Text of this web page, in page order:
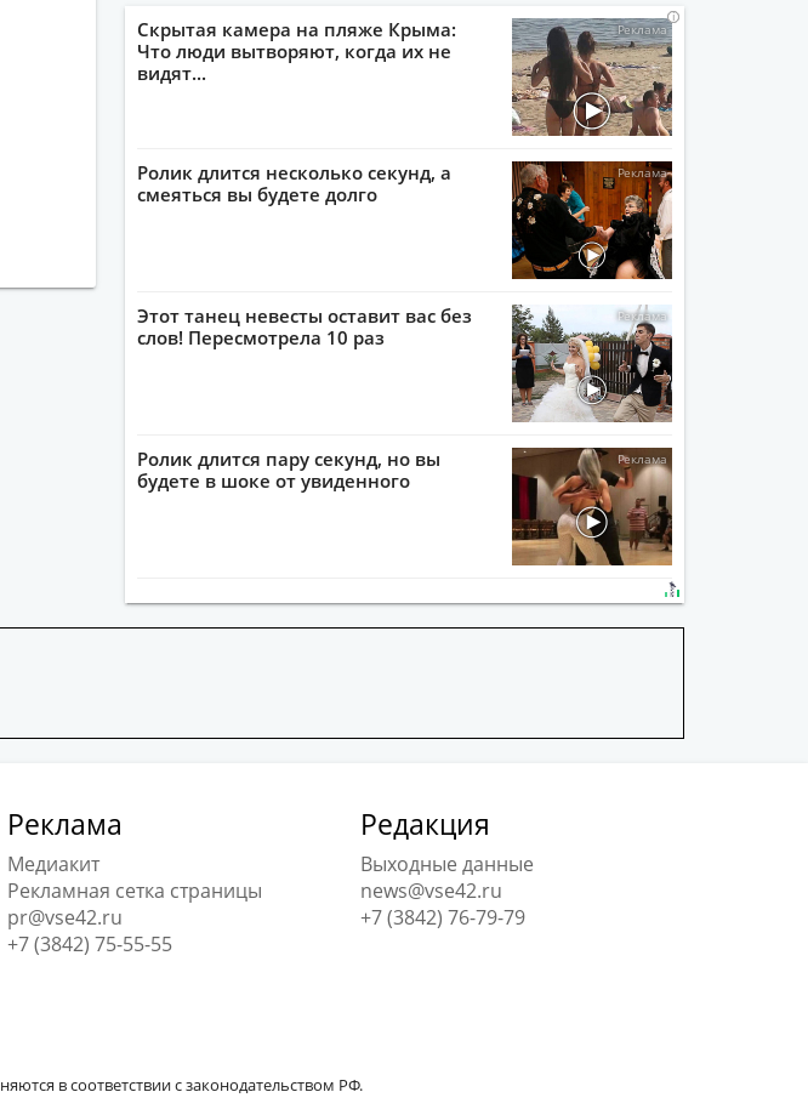
i
Скрытая камера на пляже Крыма:
Что люди вытворяют, когда их не
видят...
i
Ролик длится несколько секунд, а
смеяться вы будете долго
i
Этот танец невесты оставит вас без
слов! Пересмотрела 10 раз
i
Ролик длится пару секунд, но вы
будете в шоке от увиденного
Реклама
Медиакит
Рекламная сетка страницы
pr@vse42.ru
+7 (3842) 75-55-55
Редакция
Выходные данные
news@vse42.ru
+7 (3842) 76-79-79
в соответствии с законодательством РФ.